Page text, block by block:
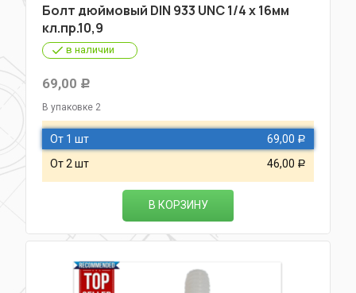
Болт дюймовый DIN 933 UNC 1/4 х 16мм
кл.пр.10,9
в наличии
69,00 Р
В упаковке 2
От 1 шт 69,00 Р
От 2 шт 46,00 Р
В КОРЗИНУ